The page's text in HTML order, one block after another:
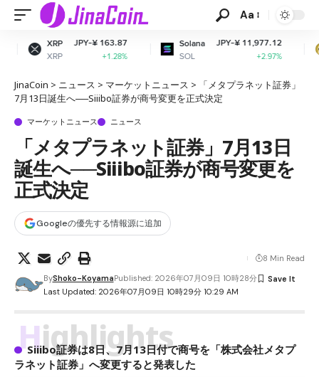
Aa
¥ 163.87
+1.28%
Solana
SOL
JPY-¥ 11,977.12
+2.97%
Dogecoin
DOGE
JinaCoin > ニュース > マーケットニュース >
「メタプラネット証券」
7月13日誕生へ──Siiibo証券が商号変更を正式決定
マーケットニュース ニュース
「メタプラネット証券」7月13日
誕生へ──Siiibo証券が商号変更を
正式決定
Googleの優先する情報源に追加
Last Updated: 2026年07月09日 10時29分 10:29 AM
ByShoko-KoyamaPublished: 2026年07月09日 10時28分
8 Min Read
Highlights
Siiibo証券は8日、7月13日付で商号を「株式会社メタプ
ラネット証券」へ変更すると発表した